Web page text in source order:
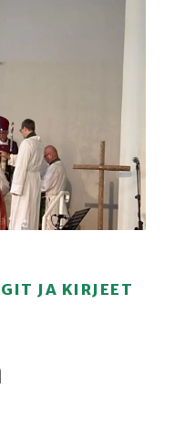
JA KIRJEET